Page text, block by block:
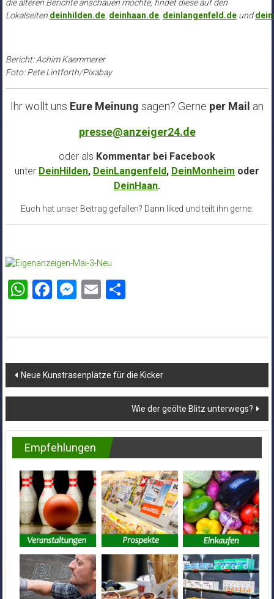
die älteren Berichte anschauen möchte, findet diese auf den
Lokalseiten deinhilden.de, deinhaan.de, deinlangenfeld.deund
Bericht: Achim Kaemmerer
Foto: Pete Lintforth/Pixabay
Ihr wollt uns Eure Meinung sagen? Gerne per Mail an
presse@anzeiger24.de
oder als Kommentar bei Facebook
unter DeinHilden, DeinLangenfeld, DeinMonheim oder
DeinHaan.
Euch hat unser Beitrag gefallen? Dann liked und teilt ihn gerne.
WhatsApp
Facebook
Messenger
EmailTeilen
Beitragsnavigation
Neue Kunstrasenplätze für die Kicker
Wie der geölte Blitz unterwegs?
Empfehlungen